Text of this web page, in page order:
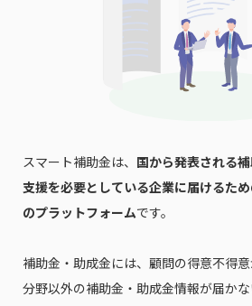
スマート補助金は、 国から発表される
支援を必要としている企業に届けるた
のプラットフォームです。
補助金・助成金には、顧問の得意不得
分野以外の補助金・助成金情報が届かな